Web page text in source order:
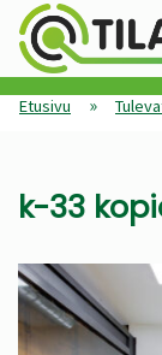
Etusivu »
k-33